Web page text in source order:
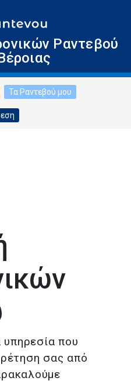
Ραντεβού
Τα Ραντεβού μου
υπηρεσία που
σας από